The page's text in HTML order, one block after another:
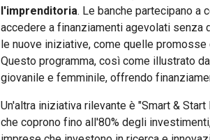
l'imprenditoria. Le banche partecipano a
accedere a finanziamenti agevolati
le nuove iniziative, come quelle promosse
Questo programma, così come illustrato
giovanile e femminile, offrendo
Un'altra iniziativa rilevante è "Smart &
che coprono fino all'80% degli